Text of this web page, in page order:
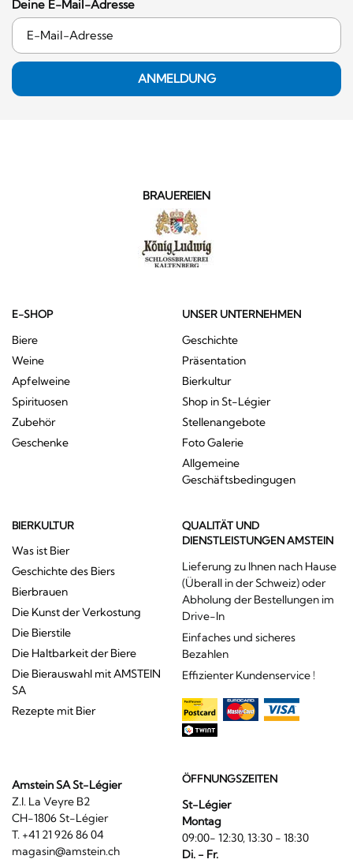
Deine E-Mail-Adresse
ANMELDUNG
BRAUEREIEN
E-SHOP
Biere
Weine
Apfelweine
Spirituosen
Zubehör
Geschenke
UNSER UNTERNEHMEN
Geschichte
Präsentation
Bierkultur
Shop in St-Légier
Stellenangebote
Foto Galerie
Allgemeine
Geschäftsbedingugen
BIERKULTUR
Was ist Bier
Geschichte des Biers
Bierbrauen
Die Kunst der Verkostung
Die Bierstile
Die Haltbarkeit der Biere
Die Bierauswahl mit AMSTEIN
SA
Rezepte mit Bier
QUALITÄT UND
DIENSTLEISTUNGEN AMSTEIN
Lieferung zu Ihnen nach Hause
(Überall in der Schweiz) oder
Abholung der Bestellungen im
Drive-In
Einfaches und sicheres
Bezahlen
Effizienter Kundenservice !
Amstein SA St-Légier
Z.I. La Veyre B2
CH-1806 St-Légier
T. +41 21 926 86 04
magasin@amstein.ch
ÖFFNUNGSZEITEN
St-Légier
Montag
09:00- 12:30, 13:30 - 18:30
Di. - Fr.